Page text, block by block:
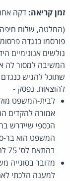
זמן קריאה: דקה
(החלטה, שלום
פורסמו כנגדה
גולשים אנונימיים
המשיבה למסור לה
שתוכל להגיש
להוצאות. נפסק -
לבית-המשפט
אמורה להקדים
הכספי שיידרש
המשפט הוא בר-
בהתאם לס' 75 לחוק בתי המשפט.
מדובר בסוגייה
למענה הלכתי